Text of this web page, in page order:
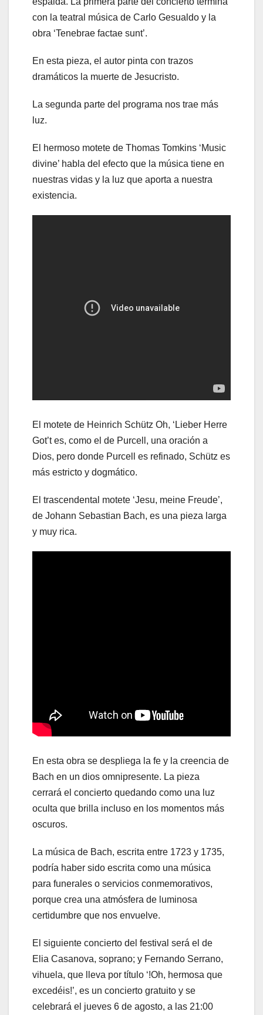
con la teatral música de Carlo Gesualdo y la
obra ‘Tenebrae factae sunt’.
En esta pieza, el autor pinta con trazos
dramáticos la muerte de Jesucristo.
La segunda parte del programa nos trae más
luz.
El hermoso motete de Thomas Tomkins ‘Music
divine’ habla del efecto que la música tiene en
nuestras vidas y la luz que aporta a nuestra
existencia.
El motete de Heinrich Schütz Oh, ‘Lieber Herre
Got’t es, como el de Purcell, una oración a
Dios, pero donde Purcell es refinado, Schütz es
más estricto y dogmático.
El trascendental motete ‘Jesu, meine Freude’,
de Johann Sebastian Bach, es una pieza larga
y muy rica.
En esta obra se despliega la fe y la creencia de
Bach en un dios omnipresente. La pieza
cerrará el concierto quedando como una luz
oculta que brilla incluso en los momentos más
oscuros.
La música de Bach, escrita entre 1723 y 1735,
podría haber sido escrita como una música
para funerales o servicios conmemorativos,
porque crea una atmósfera de luminosa
certidumbre que nos envuelve.
El siguiente concierto del festival será el de
Elia Casanova, soprano; y Fernando Serrano,
vihuela, que lleva por título ‘!Oh, hermosa que
excedéis!’, es un concierto gratuito y se
celebrará el jueves 6 de agosto, a las 21:00